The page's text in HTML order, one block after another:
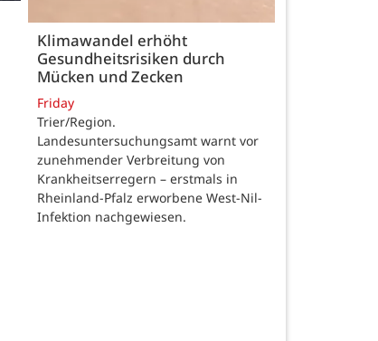
Klimawandel erhöht
Gesundheitsrisiken durch
Mücken und Zecken
Friday
Trier/Region.
Landesuntersuchungsamt warnt vor
zunehmender Verbreitung von
Krankheitserregern – erstmals in
Rheinland-Pfalz erworbene West-Nil-
Infektion nachgewiesen.